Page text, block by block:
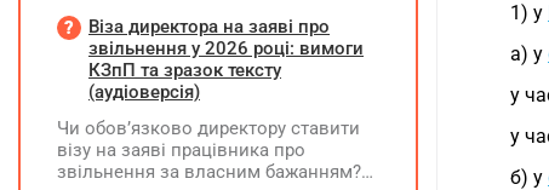
1) у
а) у
у
у
б) у
Віза директора на заяві про
звільнення у 2026 році: вимоги
КЗпП та зразок тексту
(аудіоверсія)
Чи обов’язково директору ставити
візу на заяві працівника про
звільнення за власним бажанням?